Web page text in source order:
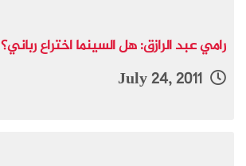
رامي عبد الرازق: هل السينما اختراع رباني؟